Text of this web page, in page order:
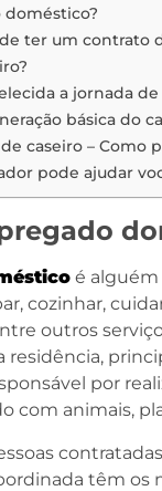
doméstico?
ter um contrato
a jornada
básica do
caseiro – Como
pode ajudar
é alguém
cozinhar,
outros
residência,
por
com animais,
têm os